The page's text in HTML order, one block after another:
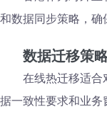
和数据同步策略，确
数据迁移策
在线热迁移适合
据一致性要求和业务